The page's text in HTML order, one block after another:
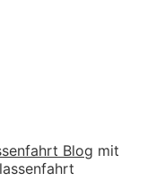
Blog mit